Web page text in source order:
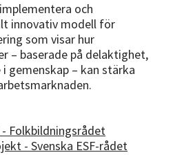
och
innovativ modell för
som visar hur
– baserade på delaktighet,
gemenskap – kan stärka
- Folkbildningsrådet
- Svenska ESF-rådet